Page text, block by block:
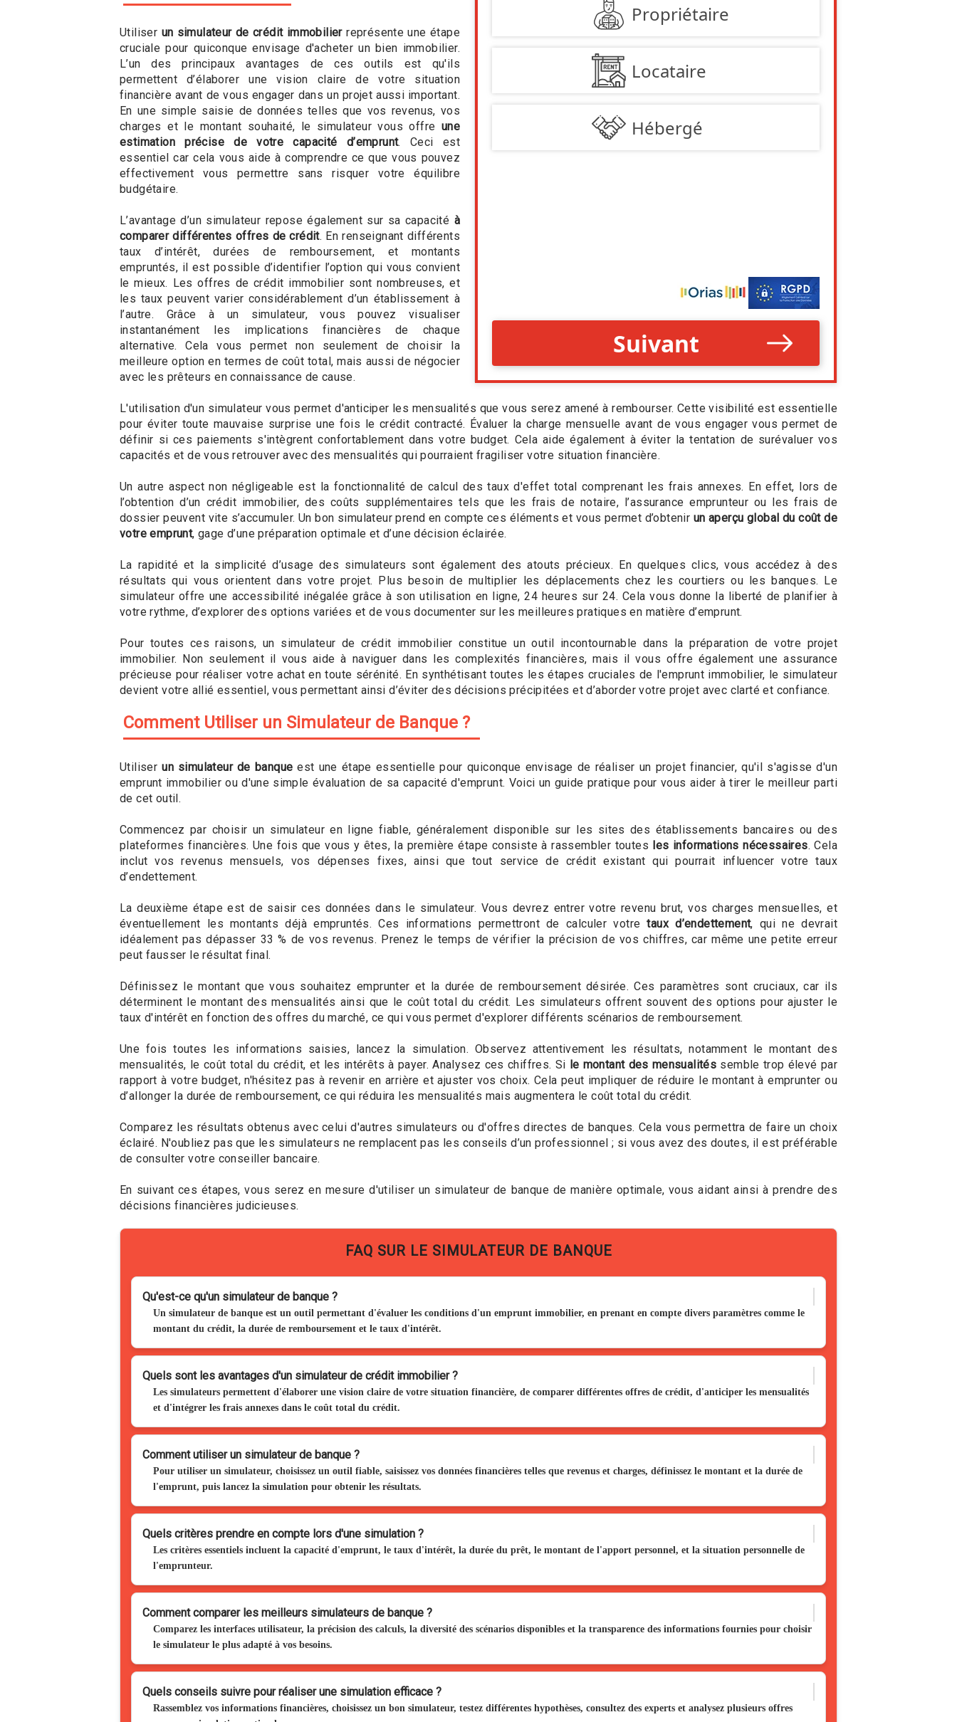
Utiliser un simulateur de crédit immobilierreprésente une étape
cruciale pour quiconque envisage d'acheter un bien immobilier.
L’un des principaux avantages de ces outils est qu'ils
permettent d’élaborer une vision claire de votre situation
financière avant de vous engager dans un projet aussi important.
En une simple saisie de données telles que vos revenus, vos
charges et le montant souhaité, le simulateur vous offre une
estimation précise de votre capacité d’emprunt. Ceci est
essentiel car cela vous aide à comprendre ce que vous pouvez
effectivement vous permettre sans risquer votre équilibre
budgétaire.
L’avantage d’un simulateur repose également sur sa capacité à
comparer différentes offres de crédit. En renseignant différents
taux d’intérêt, durées de remboursement, et montants
empruntés, il est possible d’identifier l’option qui vous convient
le mieux. Les offres de crédit immobilier sont nombreuses, et
les taux peuvent varier considérablement d’un établissement à
l’autre. Grâce à un simulateur, vous pouvez visualiser
instantanément les implications financières de chaque
alternative. Cela vous permet non seulement de choisir la
meilleure option en termes de coût total, mais aussi de négocier
avec les prêteurs en connaissance de cause.
L'utilisation d'un simulateur vous permet d'anticiper les mensualités que vous serez amené à rembourser. Cette visibilité est essentielle
pour éviter toute mauvaise surprise une fois le crédit contracté. Évaluer la charge mensuelle avant de vous engager vous permet de
définir si ces paiements s'intègrent confortablement dans votre budget. Cela aide également à éviter la tentation de surévaluer vos
capacités et de vous retrouver avec des mensualités qui pourraient fragiliser votre situation financière.
Un autre aspect non négligeable est la fonctionnalité de calcul des taux d'effet total comprenant les frais annexes. En effet, lors de
l’obtention d’un crédit immobilier, des coûts supplémentaires tels que les frais de notaire, l’assurance emprunteur ou les frais de
dossier peuvent vite s’accumuler. Un bon simulateur prend en compte ces éléments et vous permet d’obtenir un aperçu global du coût de
votre emprunt, gage d’une préparation optimale et d’une décision éclairée.
La rapidité et la simplicité d’usage des simulateurs sont également des atouts précieux. En quelques clics, vous accédez à des
résultats qui vous orientent dans votre projet. Plus besoin de multiplier les déplacements chez les courtiers ou les banques. Le
simulateur offre une accessibilité inégalée grâce à son utilisation en ligne, 24 heures sur 24. Cela vous donne la liberté de planifier à
votre rythme, d’explorer des options variées et de vous documenter sur les meilleures pratiques en matière d’emprunt.
Pour toutes ces raisons, un simulateur de crédit immobilier constitue un outil incontournable dans la préparation de votre projet
immobilier. Non seulement il vous aide à naviguer dans les complexités financières, mais il vous offre également une assurance
précieuse pour réaliser votre achat en toute sérénité. En synthétisant toutes les étapes cruciales de l'emprunt immobilier, le simulateur
devient votre allié essentiel, vous permettant ainsi d’éviter des décisions précipitées et d’aborder votre projet avec clarté et confiance.
Comment Utiliser un Simulateur de Banque ?
Utiliserun simulateur de banque est une étape essentielle pour quiconque envisage de réaliser un projet financier, qu'il s'agisse d'un
emprunt immobilier ou d'une simple évaluation de sa capacité d'emprunt. Voici un guide pratique pour vous aider à tirer le meilleur parti
de cet outil.
Commencez par choisir un simulateur en ligne fiable, généralement disponible sur les sites des établissements bancaires ou des
plateformes financières. Une fois que vous y êtes, la première étape consiste à rassembler toutes les informations nécessaires. Cela
inclut vos revenus mensuels, vos dépenses fixes, ainsi que tout service de crédit existant qui pourrait influencer votre taux
d’endettement.
La deuxième étape est de saisir ces données dans le simulateur. Vous devrez entrer votre revenu brut, vos charges mensuelles, et
éventuellement les montants déjà empruntés. Ces informations permettront de calculer votretaux d’endettement, qui ne devrait
idéalement pas dépasser 33 % de vos revenus. Prenez le temps de vérifier la précision de vos chiffres, car même une petite erreur
peut fausser le résultat final.
Définissez le montant que vous souhaitez emprunter et la durée de remboursement désirée. Ces paramètres sont cruciaux, car ils
déterminent le montant des mensualités ainsi que le coût total du crédit. Les simulateurs offrent souvent des options pour ajuster le
taux d'intérêt en fonction des offres du marché, ce qui vous permet d'explorer différents scénarios de remboursement.
Une fois toutes les informations saisies, lancez la simulation. Observez attentivement les résultats, notamment le montant des
mensualités, le coût total du crédit, et les intérêts à payer. Analysez ces chiffres. Si le montant des mensualités semble trop élevé par
rapport à votre budget, n'hésitez pas à revenir en arrière et ajuster vos choix. Cela peut impliquer de réduire le montant à emprunter ou
d’allonger la durée de remboursement, ce qui réduira les mensualités mais augmentera le coût total du crédit.
Comparez les résultats obtenus avec celui d'autres simulateurs ou d'offres directes de banques. Cela vous permettra de faire un choix
éclairé. N'oubliez pas que les simulateurs ne remplacent pas les conseils d’un professionnel ; si vous avez des doutes, il est préférable
de consulter votre conseiller bancaire.
En suivant ces étapes, vous serez en mesure d'utiliser un simulateur de banque de manière optimale, vous aidant ainsi à prendre des
décisions financières judicieuses.
FAQ SUR LE SIMULATEUR DE BANQUE
Qu'est-ce qu'un simulateur de banque ?
Un simulateur de banque est un outil permettant d'évaluer les conditions d'un emprunt immobilier, en prenant en compte divers paramètres comme le
montant du crédit, la durée de remboursement et le taux d'intérêt.
Quels sont les avantages d'un simulateur de crédit immobilier ?
Les simulateurs permettent d'élaborer une vision claire de votre situation financière, de comparer différentes offres de crédit, d'anticiper les mensualités
et d'intégrer les frais annexes dans le coût total du crédit.
Comment utiliser un simulateur de banque ?
Pour utiliser un simulateur, choisissez un outil fiable, saisissez vos données financières telles que revenus et charges, définissez le montant et la durée de
l'emprunt, puis lancez la simulation pour obtenir les résultats.
Quels critères prendre en compte lors d'une simulation ?
Les critères essentiels incluent la capacité d'emprunt, le taux d'intérêt, la durée du prêt, le montant de l'apport personnel, et la situation personnelle de
l'emprunteur.
Comment comparer les meilleurs simulateurs de banque ?
Comparez les interfaces utilisateur, la précision des calculs, la diversité des scénarios disponibles et la transparence des informations fournies pour choisir
le simulateur le plus adapté à vos besoins.
Quels conseils suivre pour réaliser une simulation efficace ?
Rassemblez vos informations financières, choisissez un bon simulateur, testez différentes hypothèses, consultez des experts et analysez plusieurs offres